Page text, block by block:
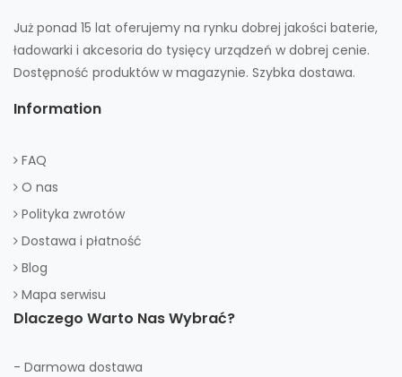
Już ponad 15 lat oferujemy na rynku dobrej jakości baterie,
ładowarki i akcesoria do tysięcy urządzeń w dobrej cenie.
Dostępność produktów w magazynie. Szybka dostawa.
Information
FAQ
O nas
Polityka zwrotów
Dostawa i płatność
Blog
Mapa serwisu
Dlaczego Warto Nas Wybrać?
- Darmowa dostawa